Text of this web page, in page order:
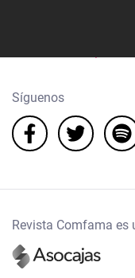
Síguenos
Revista Comfama es